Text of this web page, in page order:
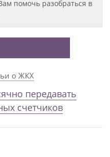
помочь разобраться в
о ЖКХ
передавать
счетчиков